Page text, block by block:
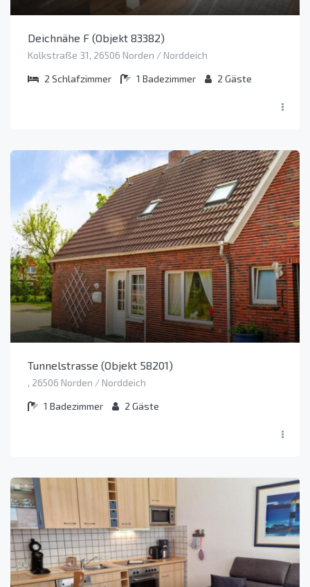
Deichnähe F (Objekt 83382)
Kolkstraße 31, 26506 Norden / Norddeich
2 Schlafzimmer 1 Badezimmer 2 Gäste
Tunnelstrasse (Objekt 58201)
, 26506 Norden / Norddeich
1 Badezimmer 2 Gäste